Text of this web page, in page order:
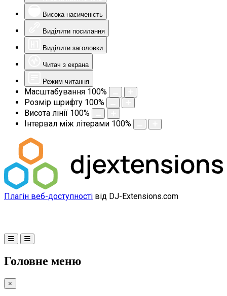
Висока насиченість
Виділити посилання
Виділити заголовки
Читач з екрана
Режим читання
Масштабування 100%
Розмір шрифту 100%
Висота лінії 100%
Інтервал між літерами 100%
Плагін веб-доступності від DJ-Extensions.com
Головне меню
×